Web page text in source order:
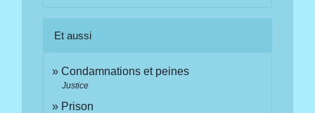
Et aussi
Condamnations et peines
Justice
Prison